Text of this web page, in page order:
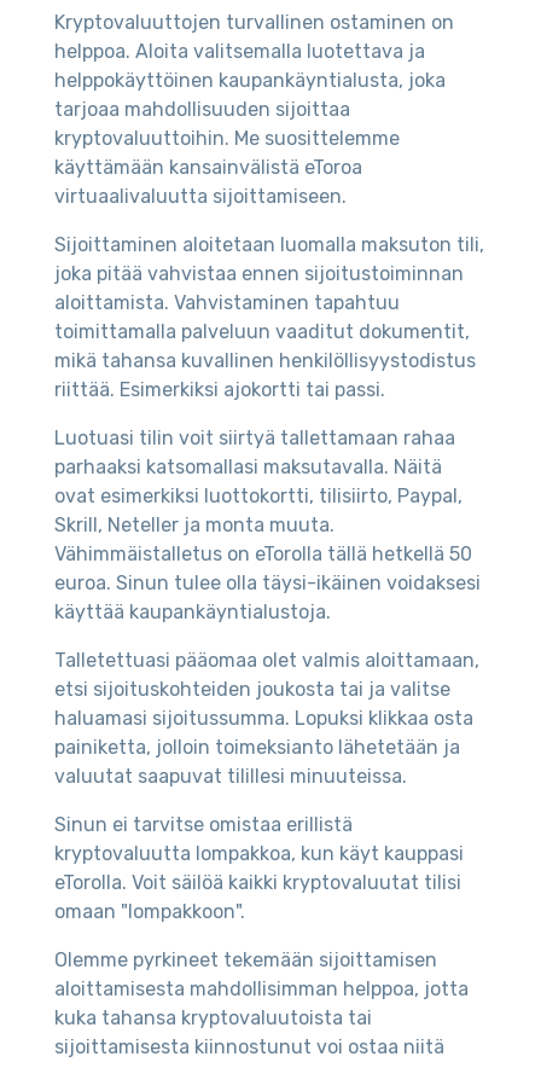
Kryptovaluuttojen turvallinen ostaminen on
helppoa. Aloita valitsemalla luotettava ja
helppokäyttöinen kaupankäyntialusta, joka
tarjoaa mahdollisuuden sijoittaa
kryptovaluuttoihin. Me suosittelemme
käyttämään kansainvälistä eToroa
virtuaalivaluutta sijoittamiseen.
Sijoittaminen aloitetaan luomalla maksuton tili,
joka pitää vahvistaa ennen sijoitustoiminnan
aloittamista. Vahvistaminen tapahtuu
toimittamalla palveluun vaaditut dokumentit,
mikä tahansa kuvallinen henkilöllisyystodistus
riittää. Esimerkiksi ajokortti tai passi.
Luotuasi tilin voit siirtyä tallettamaan rahaa
parhaaksi katsomallasi maksutavalla. Näitä
ovat esimerkiksi luottokortti, tilisiirto, Paypal,
Skrill, Neteller ja monta muuta.
Vähimmäistalletus on eTorolla tällä hetkellä 50
euroa. Sinun tulee olla täysi-ikäinen voidaksesi
käyttää kaupankäyntialustoja.
Talletettuasi pääomaa olet valmis aloittamaan,
etsi sijoituskohteiden joukosta tai ja valitse
haluamasi sijoitussumma. Lopuksi klikkaa osta
painiketta, jolloin toimeksianto lähetetään ja
valuutat saapuvat tilillesi minuuteissa.
Sinun ei tarvitse omistaa erillistä
kryptovaluutta lompakkoa, kun käyt kauppasi
eTorolla. Voit säilöä kaikki kryptovaluutat tilisi
omaan "lompakkoon".
Olemme pyrkineet tekemään sijoittamisen
aloittamisesta mahdollisimman helppoa, jotta
kuka tahansa kryptovaluutoista tai
sijoittamisesta kiinnostunut voi ostaa niitä